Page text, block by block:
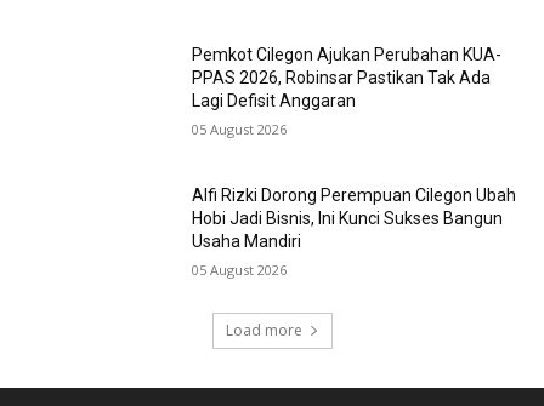
Pemkot Cilegon Ajukan Perubahan KUA-
PPAS 2026, Robinsar Pastikan Tak Ada
Lagi Defisit Anggaran
05 August 2026
Alfi Rizki Dorong Perempuan Cilegon Ubah
Hobi Jadi Bisnis, Ini Kunci Sukses Bangun
Usaha Mandiri
05 August 2026
Load more